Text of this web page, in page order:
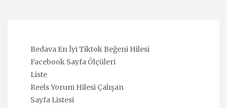
Bedava En İyi Tiktok Beğeni Hilesi
Facebook Sayfa Ölçüleri
Liste
Reels Yorum Hilesi Çalışan
Sayfa Listesi